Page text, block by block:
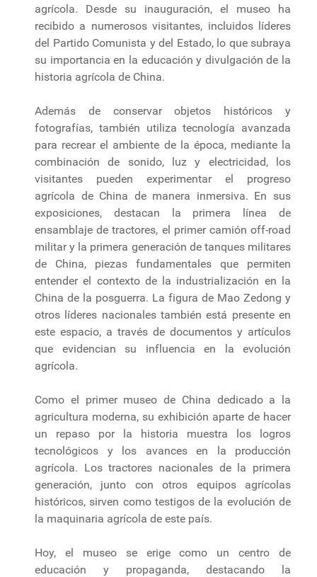
agrícola. Desde su inauguración, el museo ha
recibido a numerosos visitantes, incluidos líderes
del Partido Comunista y del Estado, lo que subraya
su importancia en la educación y divulgación de la
historia agrícola de China.
Además de conservar objetos históricos y
fotografías, también utiliza tecnología avanzada
para recrear el ambiente de la época, mediante la
combinación de sonido, luz y electricidad, los
visitantes pueden experimentar el progreso
agrícola de China de manera inmersiva. En sus
exposiciones, destacan la primera línea de
ensamblaje de tractores, el primer camión off-road
militar y la primera generación de tanques militares
de China, piezas fundamentales que permiten
entender el contexto de la industrialización en la
China de la posguerra. La figura de Mao Zedong y
otros líderes nacionales también está presente en
este espacio, a través de documentos y artículos
que evidencian su influencia en la evolución
agrícola.
Como el primer museo de China dedicado a la
agricultura moderna, su exhibición aparte de hacer
un repaso por la historia muestra los logros
tecnológicos y los avances en la producción
agrícola. Los tractores nacionales de la primera
generación, junto con otros equipos agrícolas
históricos, sirven como testigos de la evolución de
la maquinaria agrícola de este país.
Hoy, el museo se erige como un centro de
educación y propaganda, destacando la